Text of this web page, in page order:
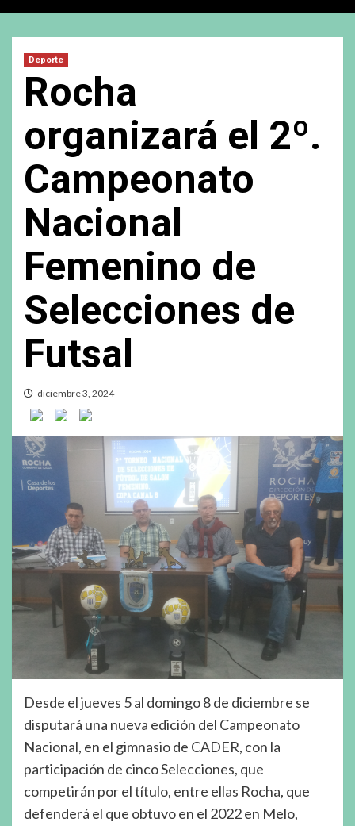
Deporte
Rocha
organizará el 2º.
Campeonato
Nacional
Femenino de
Selecciones de
Futsal
diciembre 3, 2024
Desde el jueves 5 al domingo 8 de diciembre se
disputará una nueva edición del Campeonato
Nacional, en el gimnasio de CADER, con la
participación de cinco Selecciones, que
competirán por el título, entre ellas Rocha, que
defenderá el que obtuvo en el 2022 en Melo,